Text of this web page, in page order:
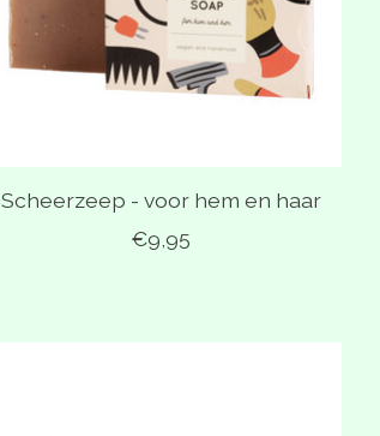
Scheerzeep - voor hem en haar
€9,95